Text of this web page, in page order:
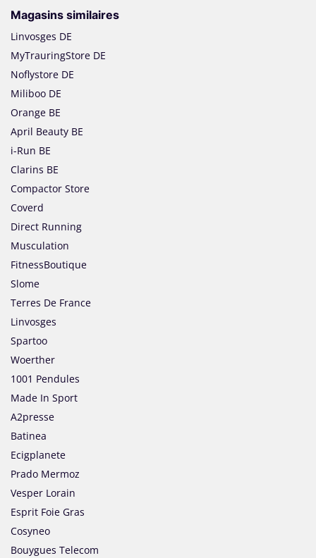
Magasins similaires
Linvosges DE
MyTrauringStore DE
Noflystore DE
Miliboo DE
Orange BE
April Beauty BE
i-Run BE
Clarins BE
Compactor Store
Coverd
Direct Running
Musculation
FitnessBoutique
Slome
Terres De France
Linvosges
Spartoo
Woerther
1001 Pendules
Made In Sport
A2presse
Batinea
Ecigplanete
Prado Mermoz
Vesper Lorain
Esprit Foie Gras
Cosyneo
Bouygues Telecom